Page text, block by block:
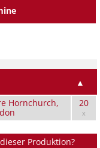
▲
Hornchurch,
20
x
Produktion?